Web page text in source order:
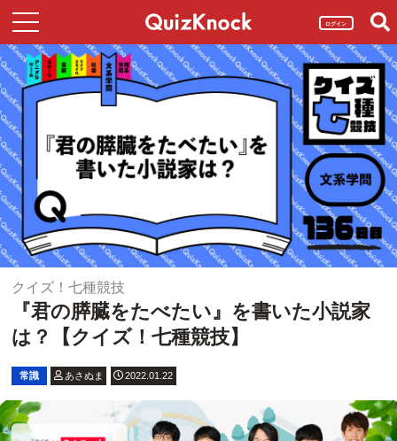
ログイン
クイズ！七種競技
『君の膵臓をたべたい』を書いた小説家
は？【クイズ！七種競技】
常識 あさぬま 2022.01.22